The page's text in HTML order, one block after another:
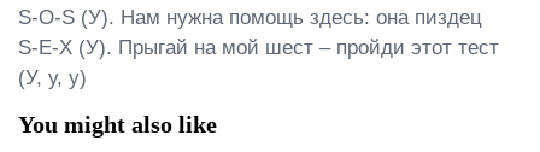
S-O-S (У). Нам нужна помощь здесь: она пиздец
S-E-X (У). Прыгай на мой шест – пройди этот тест
(У, у, y)
You might also like